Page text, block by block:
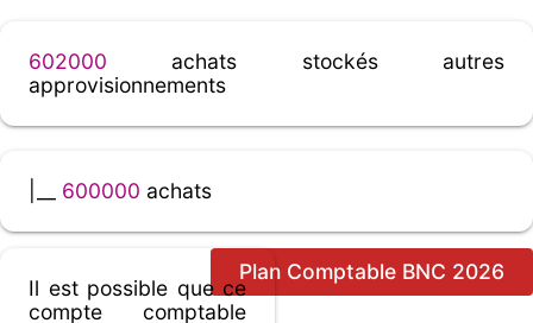
602000 achats stockés autres
approvisionnements
600000 achats
Plan Comptable BNC 2026
Il est possible que ce
compte comptable